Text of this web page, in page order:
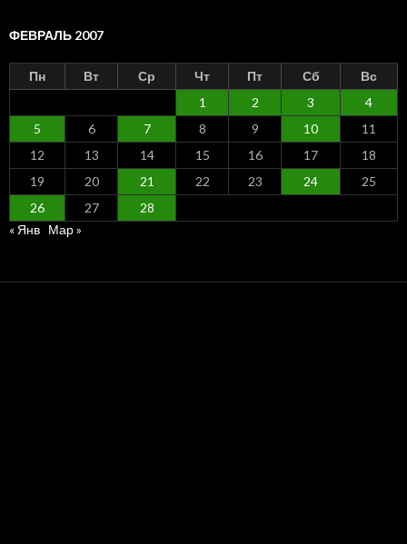
ФЕВРАЛЬ 2007
Пн Вт Ср Чт Пт Сб
Вс
1
2 3
4
5
6 7 8 9 10
11
12
13 14 15 16 17
18
19
20 21 22 23 24
25
26
27
28
« Янв Мар »